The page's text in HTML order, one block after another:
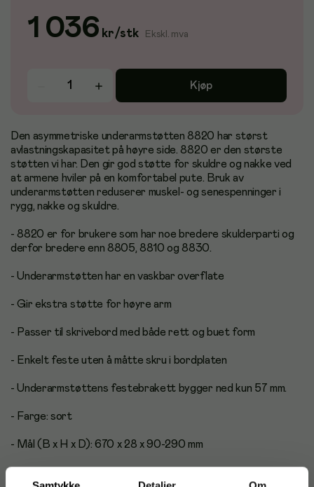
1 036 kr/stk Ekskl. mva
Kjøp
Den asymmetriske underarmstøtten 8820 har størst
avlastningskapasitet på høyre side. 8820 er den største
støtten vi har. Den gir god støtte for skuldre og nakke ved
at armene hviler på en komfortabel pute. Bruk av
underarmstøtten reduserer muskel- og senespenninger i
rygg, nakke og skuldre.
- 8820 er for brukere som har noe bredere skulderparti og
derfor bredere enn 8805, 8810 og 8830.
- Underarmstøtten har en vaskbar overflate
- Gir ekstra støtte for høyre arm
- Passer til skrivebord med både rett og buet form
- Enkelt feste uten å måtte skru i bordplaten
- Underarmstøttens festebrakett bygger ned kun 57 mm.
- Farge: sort
- Mål (B x H x D): 670 x 28 x 90-290 mm